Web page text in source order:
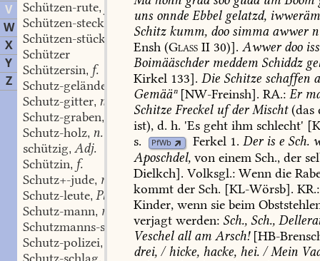
V
W
X
Y
Z
Schützen-rute,
Schützen-stecken
m.
Schützen-stück
Schützer
Schützersin, f.
Schutz-geländer
Schutz-gitter, n.
Schutz-graben,
Schutz-holz, n.
schützig, Adj.
Schützin, f.
Schutz+-jude, m.
Schutz-leute, Pl.
Schutz-mann, m.
Schutzmanns-scheißdreck,m.
Schutz-polizei,
uns onnde Ebbelgelatzd,
Schitzkumm, doosimmaawwer
Ensh (Glass II 30)]. Awwerdooiss
Boimääschdermeddem Schiddz
Kirkel 133]. Die Schitze schaffen
Gemääⁿ[NW-Freinsh]. RA.: Er
Schitze FreckelufderMischt(das
ist), d. h. 'Es geht ihm schlecht' [
s.
PfWb Ferkel 1. Deris e Sch.
Aposchdel, von einem Sch., der
Dielkch]. Volksgl.: Wenn die
kommt der Sch. [KL-Wörsb]. KR.:
Kinder, wenn sie beim
verjagt werden: Sch., Sch.,
Veschelallam Arsch![HB-
drei, /hicke, hacke, hei. /Mein